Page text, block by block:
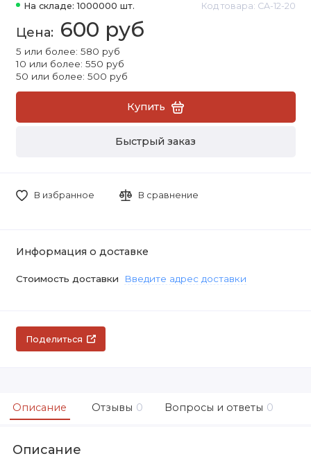
На складе: 1000000 шт. Код товара: CA-12-20
600 руб
5 или более: 580 руб
10 или более: 550 руб
50 или более: 500 руб
Купить
Быстрый заказ
В избранное В сравнение
Информация о доставке
Стоимость доставки Введите адрес доставки
Поделиться
Описание Отзывы 0 Вопросы и ответы 0
Описание